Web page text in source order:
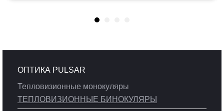
ОПТИКА PULSAR
Тепловизионные монокуляры
ТЕПЛОВИЗИОННЫЕ БИНОКУЛЯРЫ